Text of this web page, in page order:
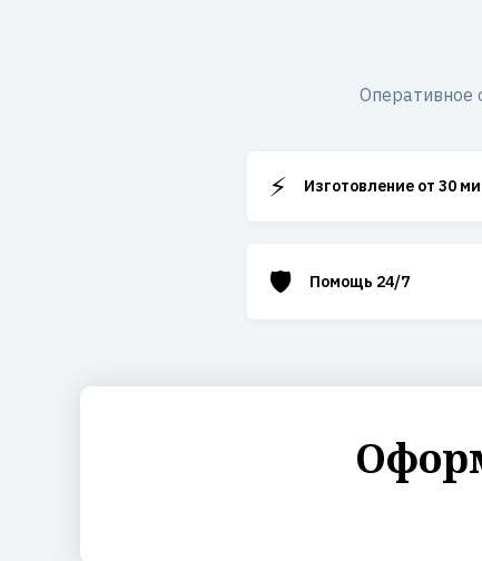
Оперативное
⚡ Изготовление от 30
🛡️ Помощь 24/7